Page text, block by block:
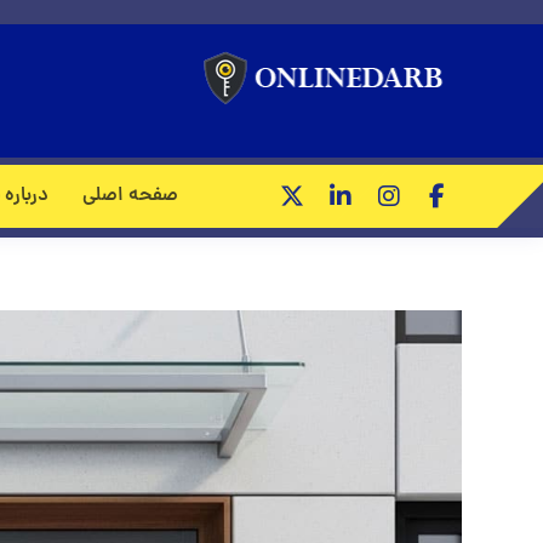
صفحه اصلی
درب لابی؛